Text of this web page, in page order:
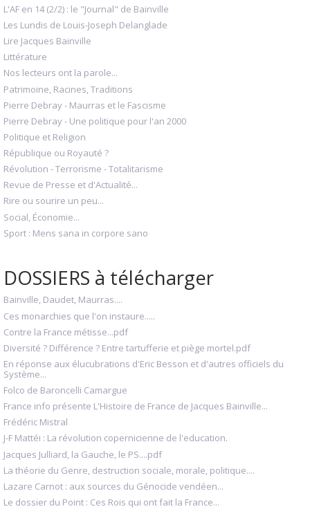
L'AF en 14 (2/2) : le "Journal" de Bainville
Les Lundis de Louis-Joseph Delanglade
Lire Jacques Bainville
Littérature
Nos lecteurs ont la parole...
Patrimoine, Racines, Traditions
Pierre Debray - Maurras et le Fascisme
Pierre Debray - Une politique pour l'an 2000
Politique et Religion
République ou Royauté ?
Révolution - Terrorisme - Totalitarisme
Revue de Presse et d'Actualité...
Rire ou sourire un peu...
Social, Économie...
Sport : Mens sana in corpore sano
DOSSIERS à télécharger
Bainville, Daudet, Maurras....
Ces monarchies que l'on instaure.....
Contre la France métisse...pdf
Diversité ? Différence ? Entre tartufferie et piège mortel.pdf
En réponse aux élucubrations d'Eric Besson et d'autres officiels du
Système...
Folco de Baroncelli Camargue
France info présente L'Histoire de France de Jacques Bainville...
Frédéric Mistral
J-F Mattéi : La révolution copernicienne de l'education.
Jacques Julliard, la Gauche, le PS....pdf
La théorie du Genre, destruction sociale, morale, politique....
Lazare Carnot : aux sources du Génocide vendéen...
Le dossier du Point : Ces Rois qui ont fait la France...